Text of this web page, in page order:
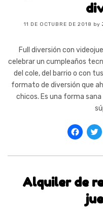
11 DE OCTUBRE DE 2018 by
Full diversión con
celebrar un cumpleaños
del cole, del barrio o con
formato de diversión que
chicos. Es una forma
Alquiler de